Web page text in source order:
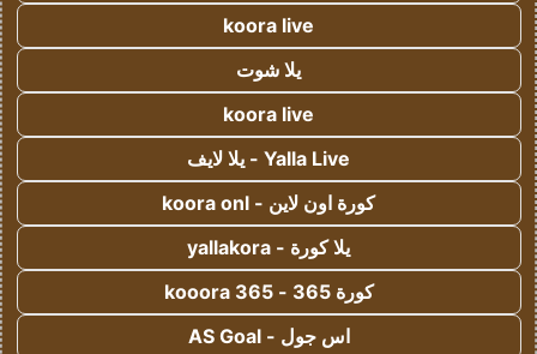
koora live
يلا شوت
koora live
Yalla Live - يلا لايف
كورة اون لاين - koora onl
يلا كورة - yallakora
كورة 365 - kooora 365
اس جول - AS Goal